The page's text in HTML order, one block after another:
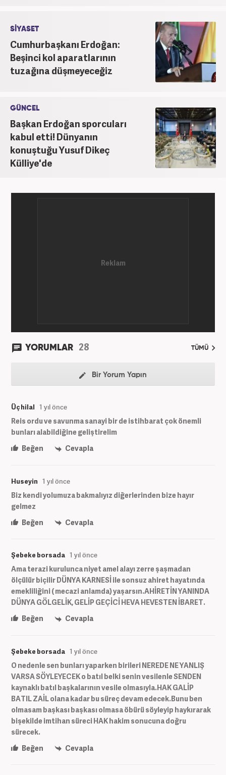
SİYASET
Cumhurbaşkanı Erdoğan:
Beşinci kol aparatlarının
tuzağına düşmeyeceğiz
GÜNCEL
Başkan Erdoğan sporcuları
kabul etti! Dünyanın
konuştuğu Yusuf Dikeç
Külliye'de
YORUMLAR 28 TÜMÜ
Bir Yorum Yapın
Üç hilal 1 yıl önce
Reis ordu ve savunma sanayi bir de istihbarat çok önemli
bunları alabildiğine geliştirelim
Beğen
Cevapla
Huseyin 1 yıl önce
Biz kendi yolumuza bakmalıyız diğerlerinden bize hayır
gelmez
Beğen
Cevapla
Şebeke borsada 1 yıl önce
Ama terazi kurulunca niyet amel alayı zerre şaşmadan
ölçülür biçilir DÜNYA KARNESİ ile sonsuz ahiret hayatında
emekliliğini ( mecazi anlamda) yaşarsın.AHİRETİN YANINDA
DÜNYA GÖLGELİK, GELİP GEÇİCİ HEVA HEVESTEN İBARET.
Beğen
Cevapla
Şebeke borsada 1 yıl önce
O nedenle sen bunları yaparken birileri NEREDE NE YANLIŞ
VARSA SÖYLEYECEK o batıl belki senin vesilenle SENDEN
kaynaklı batıl başkalarının vesile olmasıyla.HAK GALİP
BATIL ZAİL olana kadar bu süreç devam edecek.Bunu ben
olmasam başkası başkası olmasa öbürü söyleyip haykırarak
bişekilde imtihan süreci HAK hakim sonucuna doğru
sürecek.
Beğen
Cevapla